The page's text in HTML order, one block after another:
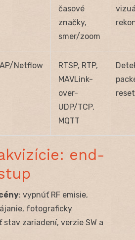
časové
značky,
smer/zoom
Netflow
RTSP, RTP,
MAVLink-
over-
UDP/TCP,
MQTT
end-
: vypnúť RF emisie,
fotograficky
zariadení, verzie SW a